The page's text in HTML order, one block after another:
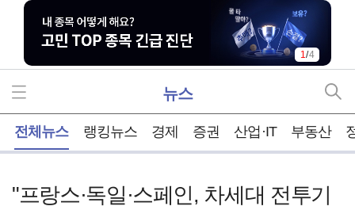
1/4
뉴스
전체뉴스 랭킹뉴스 경제 증권 산업·IT 부동산
"프랑스·독일·스페인, 차세대 전투기